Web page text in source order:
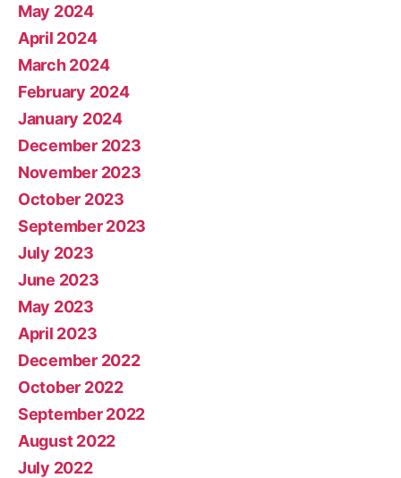
May 2024
April 2024
March 2024
February 2024
January 2024
December 2023
November 2023
October 2023
September 2023
July 2023
June 2023
May 2023
April 2023
December 2022
October 2022
September 2022
August 2022
July 2022